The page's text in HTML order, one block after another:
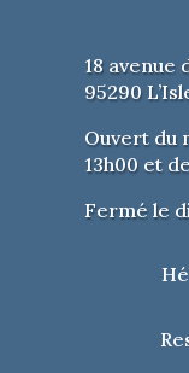
18 avenue
95290
Ouvert du
13h00 et
Fermé le